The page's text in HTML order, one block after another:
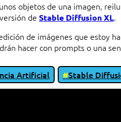
objetos de una imagen,
de Stable Diffusion XL.
de imágenes que estoy
hacer con prompts o una
Artificial Stable